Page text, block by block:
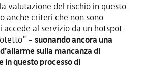
valutazione del rischio in questo
anche criteri che non sono
accede al servizio da un hotspot
– suonando ancora una
sulla mancanza di
in questo processo di